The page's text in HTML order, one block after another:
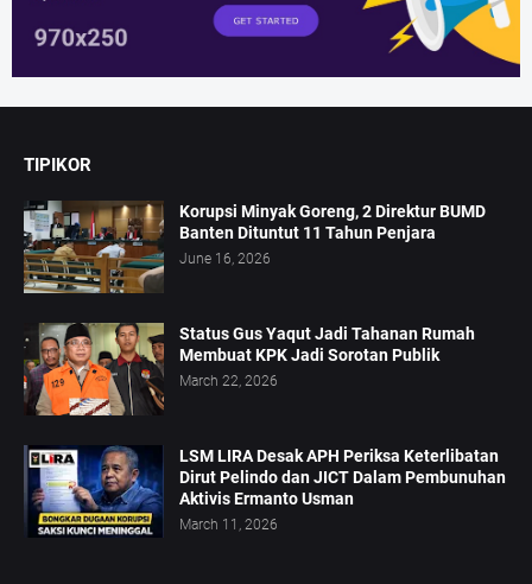
TIPIKOR
Korupsi Minyak Goreng, 2 Direktur BUMD
Banten Dituntut 11 Tahun Penjara
June 16, 2026
Status Gus Yaqut Jadi Tahanan Rumah
Membuat KPK Jadi Sorotan Publik
March 22, 2026
LSM LIRA Desak APH Periksa Keterlibatan
Dirut Pelindo dan JICT Dalam Pembunuhan
Aktivis Ermanto Usman
March 11, 2026